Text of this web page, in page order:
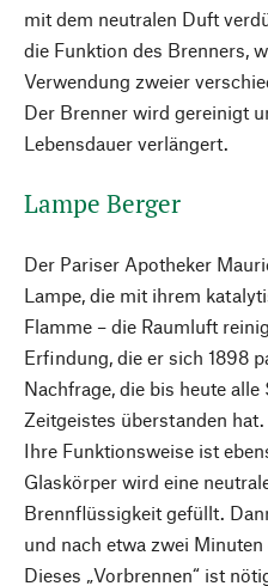
mit dem neutralen Duft
die Funktion des Brenners,
Verwendung zweier
Der Brenner wird gereinigt
Lebensdauer verlängert.
Lampe Berger
Der Pariser Apotheker
Lampe, die mit ihrem
Flamme – die Raumluft
Erfindung, die er sich 1898
Nachfrage, die bis heute
Zeitgeistes überstanden hat.
Ihre Funktionsweise ist
Glaskörper wird eine
Brennflüssigkeit gefüllt.
und nach etwa zwei
Dieses „Vorbrennen“ ist